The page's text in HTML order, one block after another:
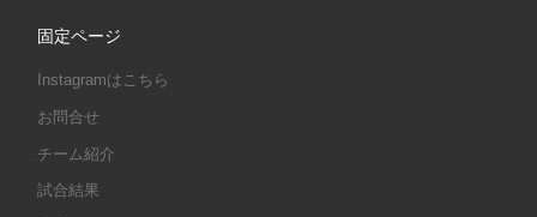
固定ページ
Instagramはこちら
お問合せ
チーム紹介
試合結果